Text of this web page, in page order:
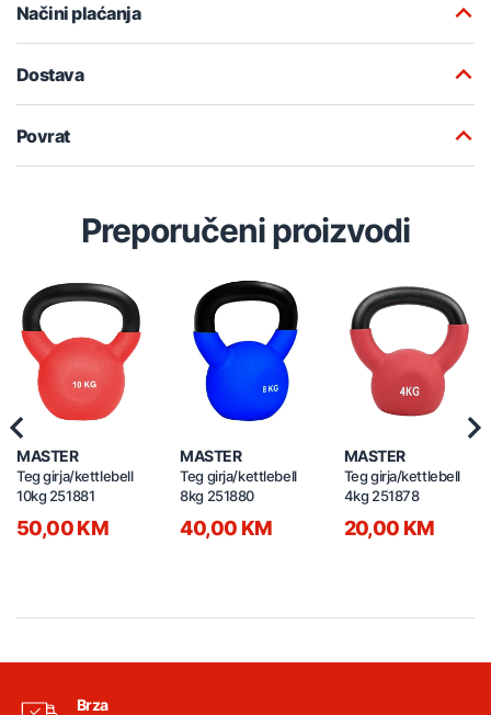
Načini plaćanja
Dostava
Povrat
Preporučeni proizvodi
MASTER
Teg girja/kettlebell
10kg 251881
50,00 KM
MASTER
Teg girja/kettlebell
8kg 251880
40,00 KM
MASTER
Teg girja/kettlebell
4kg 251878
20,00 KM
Previous
Brza